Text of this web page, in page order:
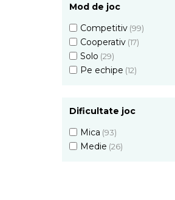
Mod de joc
Competitiv (99)
Cooperativ (17)
Solo (29)
Pe echipe (12)
Dificultate joc
Mica (93)
Medie (26)